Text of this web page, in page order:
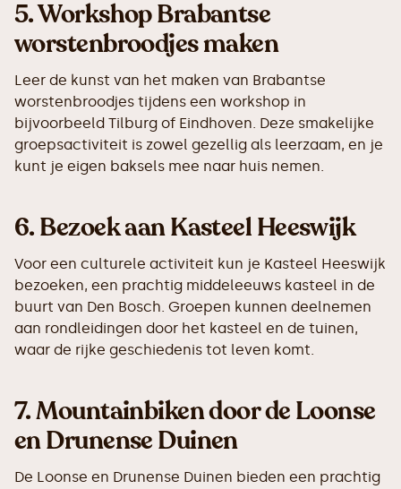
5.Workshop Brabantse
worstenbroodjes maken
Leer de kunst van het maken van Brabantse
worstenbroodjes tijdens een workshop in
bijvoorbeeld Tilburg of Eindhoven. Deze smakelijke
groepsactiviteit is zowel gezellig als leerzaam, en je
kunt je eigen baksels mee naar huis nemen.
6.Bezoek aan Kasteel Heeswijk
Voor een culturele activiteit kun je Kasteel Heeswijk
bezoeken, een prachtig middeleeuws kasteel in de
buurt van Den Bosch. Groepen kunnen deelnemen
aan rondleidingen door het kasteel en de tuinen,
waar de rijke geschiedenis tot leven komt.
7.Mountainbiken door de Loonse
en Drunense Duinen
De Loonse en Drunense Duinen bieden een prachtig